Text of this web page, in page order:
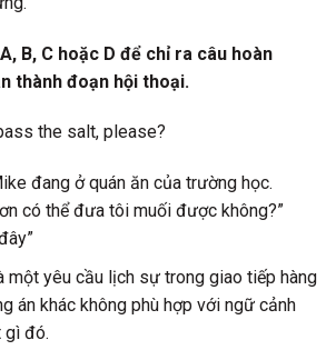
B, C hoặc D để chỉ ra câu hoàn
thành đoạn hội thoại.
the salt, please?
đang ở quán ăn của trường học.
ơn có thể đưa tôi muối được không?”
một yêu cầu lịch sự trong giao tiếp hàng
án khác không phù hợp với ngữ cảnh
gì đó.